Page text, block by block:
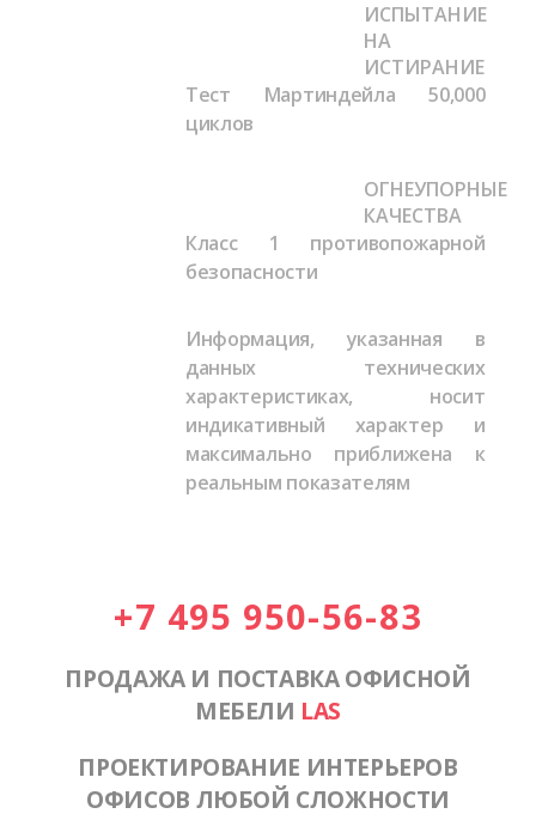
ИСПЫТАНИЕ
НА
ИСТИРАНИЕ
Тест Мартиндейла50,000
циклов
ОГНЕУПОРНЫЕ
КАЧЕСТВА
Класс 1 противопожарной
безопасности
Информация, указанная в
данных технических
характеристиках, носит
индикативный характер и
максимально приближена к
реальным показателям
+7 495 950-56-83
ПРОДАЖА И ПОСТАВКА ОФИСНОЙ
МЕБЕЛИ LAS
ПРОЕКТИРОВАНИЕ ИНТЕРЬЕРОВ
ОФИСОВ ЛЮБОЙ СЛОЖНОСТИ